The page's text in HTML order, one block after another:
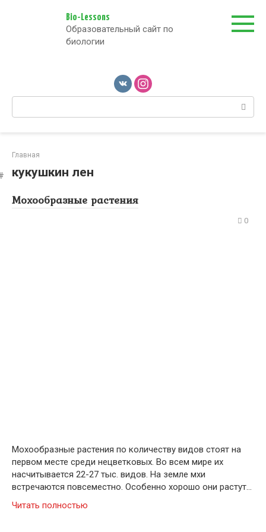
Bio-Lessons
Образовательный сайт по
биологии
Поиск:
Главная
кукушкин лен
Мохообразные растения
0
Мохообразные растения по количеству видов стоят на
первом месте среди нецветковых. Во всем мире их
насчитывается 22-27 тыс. видов. На земле мхи
встречаются повсеместно. Особенно хорошо они растут…
Читать полностью